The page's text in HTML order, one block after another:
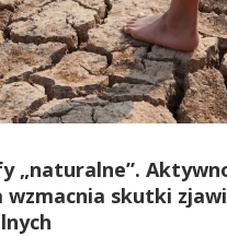
„naturalne”.
wzmacnia skutki